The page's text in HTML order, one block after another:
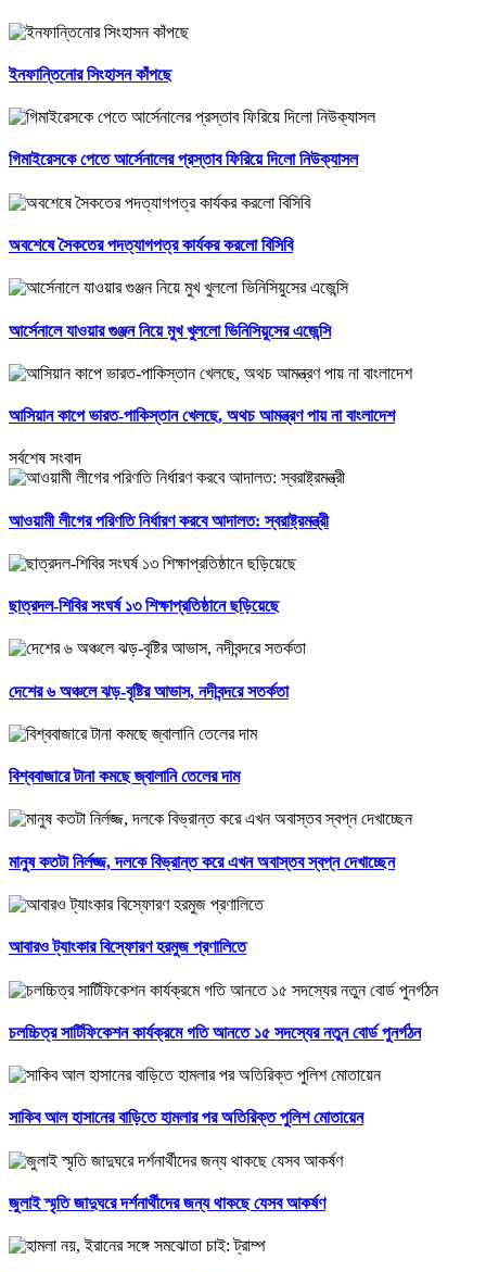
ইনফান্তিনোর সিংহাসন কাঁপছে
গিমাইরেসকে পেতে আর্সেনালের প্রস্তাব ফিরিয়ে দিলো নিউক্যাসল
অবশেষে সৈকতের পদত্যাগপত্র কার্যকর করলো বিসিবি
আর্সেনালে যাওয়ার গুঞ্জন নিয়ে মুখ খুললো ভিনিসিয়ুসের এজেন্সি
আসিয়ান কাপে ভারত-পাকিস্তান খেলছে, অথচ আমন্ত্রণ পায় না বাংলাদেশ
সর্বশেষ সংবাদ
আওয়ামী লীগের পরিণতি নির্ধারণ করবে আদালত: স্বরাষ্ট্রমন্ত্রী
ছাত্রদল-শিবির সংঘর্ষ ১৩ শিক্ষাপ্রতিষ্ঠানে ছড়িয়েছে
দেশের ৬ অঞ্চলে ঝড়-বৃষ্টির আভাস, নদীবন্দরে সতর্কতা
বিশ্ববাজারে টানা কমছে জ্বালানি তেলের দাম
মানুষ কতটা নির্লজ্জ, দলকে বিভ্রান্ত করে এখন অবাস্তব স্বপ্ন দেখাচ্ছেন
আবারও ট্যাংকার বিস্ফোরণ হরমুজ প্রণালিতে
চলচ্চিত্র সার্টিফিকেশন কার্যক্রমে গতি আনতে ১৫ সদস্যের নতুন বোর্ড পুনর্গঠন
সাকিব আল হাসানের বাড়িতে হামলার পর অতিরিক্ত পুলিশ মোতায়েন
জুলাই স্মৃতি জাদুঘরে দর্শনার্থীদের জন্য থাকছে যেসব আকর্ষণ